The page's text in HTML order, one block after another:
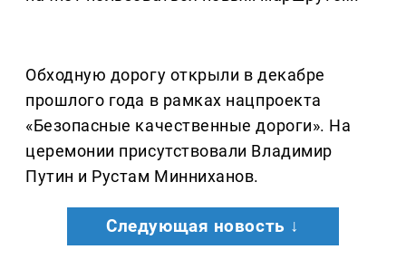
Обходную дорогу открыли в декабре
прошлого года в рамках нацпроекта
«Безопасные качественные дороги». На
церемонии присутствовали Владимир
Путин и Рустам Минниханов.
Следующая новость ↓